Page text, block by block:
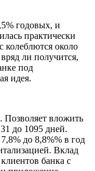
годовых, и
практически
колеблются около
ли получится,
под
идея.
Позволяет вложить
до 1095 дней.
до 8,8%% в год
Вклад
банка с